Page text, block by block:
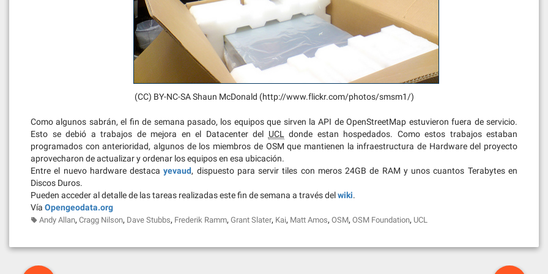
(CC) BY-NC-SA Shaun McDonald (http://www.flickr.com/photos/smsm1/)
Como algunos sabrán, el fin de semana pasado, los equipos que sirven la API de OpenStreetMap estuvieron fuera de servicio.
Esto se debió a trabajos de mejora en el Datacenter del UCL
donde estan hospedados. Como estos trabajos estaban
programados con anterioridad, algunos de los miembros de OSM que mantienen la infraestructura de Hardware del proyecto
aprovecharon de actualizar y ordenar los equipos en esa ubicación.
Entre el nuevo hardware destacayevaud, dispuesto para servir tiles con meros 24GB de RAM y unos cuantos Terabytes en
Discos Duros.
Pueden acceder al detalle de las tareas realizadas este fin de semana a través delwiki.
Vía Opengeodata.org
Andy Allan, Cragg Nilson, Dave Stubbs, Frederik Ramm, Grant Slater, Kai, Matt Amos, OSM, OSM Foundation, UCL